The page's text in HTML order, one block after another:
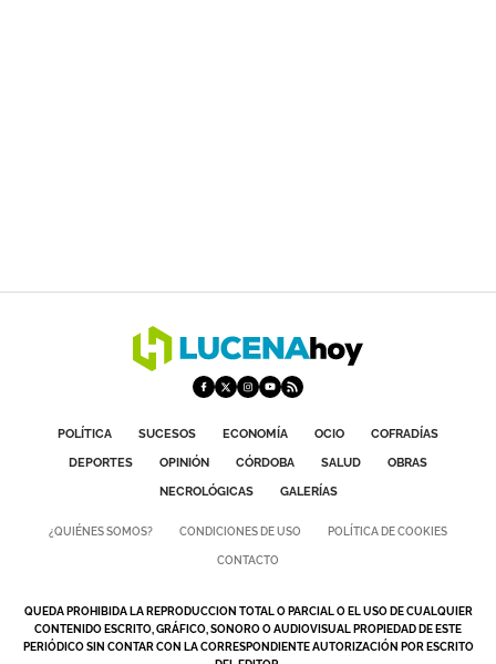
POLÍTICA SUCESOS ECONOMÍA OCIO
COFRADÍAS
DEPORTES
OPINIÓN CÓRDOBA SALUD
OBRAS
NECROLÓGICAS
GALERÍAS
¿QUIÉNES SOMOS? CONDICIONES DE USO POLÍTICA DE COOKIES
CONTACTO
QUEDA PROHIBIDA LA REPRODUCCION TOTAL O PARCIAL O EL USO DE CUALQUIER
CONTENIDO ESCRITO, GRÁFICO, SONORO O AUDIOVISUAL PROPIEDAD DE ESTE
PERIÓDICO SIN CONTAR CON LA CORRESPONDIENTE AUTORIZACIÓN POR ESCRITO